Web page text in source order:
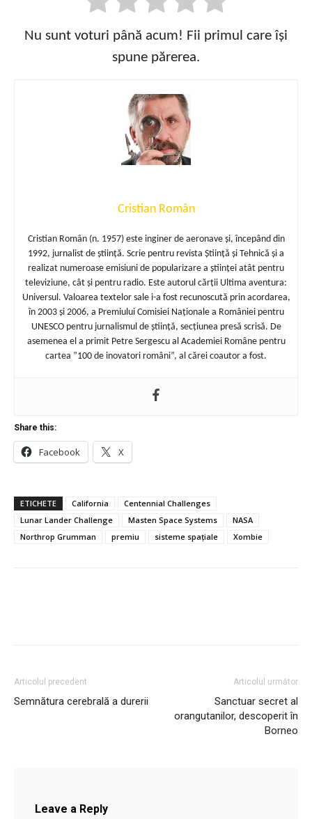
Nu sunt voturi până acum! Fii primul care își
spune părerea.
Cristian Român
Cristian Român (n. 1957) este inginer de aeronave și, începând din
1992, jurnalist de știință. Scrie pentru revista Știință și Tehnică și a
realizat numeroase emisiuni de popularizare a științei atât pentru
televiziune, cât și pentru radio. Este autorul cărții Ultima aventura:
Universul. Valoarea textelor sale i-a fost recunoscută prin acordarea,
în 2003 și 2006, a Premiului Comisiei Naționale a României pentru
UNESCO pentru jurnalismul de știință, secțiunea presă scrisă. De
asemenea el a primit Petre Sergescu al Academiei Române pentru
cartea ”100 de inovatori români”, al cărei coautor a fost.
Share this:
Facebook X
ETICHETE California
Centennial Challenges
Lunar Lander Challenge
Masten Space Systems
NASA
Northrop Grumman
premiu sisteme spațiale Xombie
Articolul precedent
Semnătura cerebrală a durerii
Articolul următor
Sanctuar secret al
orangutanilor, descoperit în
Borneo
Leave a Reply